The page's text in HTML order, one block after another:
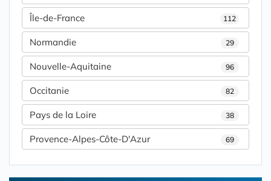
Île-de-France 112
Normandie 29
Nouvelle-Aquitaine 96
Occitanie 82
Pays de la Loire 38
Provence-Alpes-Côte-D'Azur 69